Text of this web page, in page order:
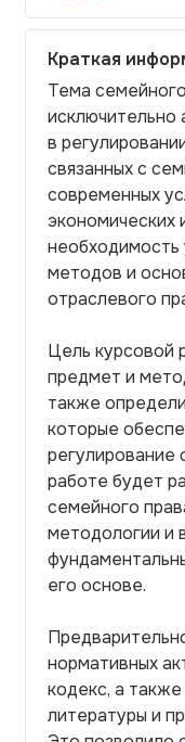
Краткая
Тема
исключительно
в
связанных с
современных
экономических
необходимость
методов и
отраслевого
Цель курсовой
предмет и
также
которые
работе будет
семейного
методологии и
его основе.
нормативных
кодекс, а
литературы и